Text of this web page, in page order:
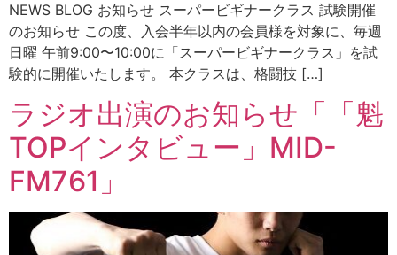
NEWS BLOG お知らせ スーパービギナークラス 試験開催
のお知らせ この度、入会半年以内の会員様を対象に、毎週
日曜 午前9:00〜10:00に「スーパービギナークラス」を試
験的に開催いたします。 本クラスは、格闘技 […]
ラジオ出演のお知らせ「「魁
TOPインタビュー」MID-
FM761」